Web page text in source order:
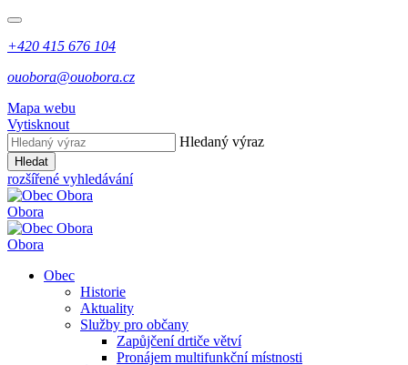
+420 415 676 104
ouobora@ouobora.cz
Mapa webu
Vytisknout
Hledaný výraz
Hledat
rozšířené vyhledávání
Obora
Obora
Obec
Historie
Aktuality
Služby pro občany
Zapůjčení drtiče větví
Pronájem multifunkční místnosti